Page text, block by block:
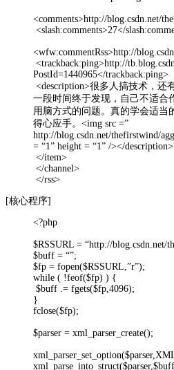
<comments>http://blog.csdn.net/
<slash:comments>27</
<wfw:commentRss>http://
<trackback:ping>http://
PostId=1440965</trackback:ping>
<description>很多人搞技术，还
一段时间终于发现，自己不适合
用脑方式的问题。真的学会适当
得心应手。<img src =”
http://blog.csdn.net/thefirstwind/
= “1” height = “1” /></description>
</item>
</channel>
</rss>
[核心程序]
<?php
$RSSURL = “http://blog.csdn.net/
$buff = “”;
$fp = fopen($RSSURL,”r”);
while ( !feof($fp) ) {
$buff .= fgets($fp,4096);
}
fclose($fp);
$parser = xml_parser_create();